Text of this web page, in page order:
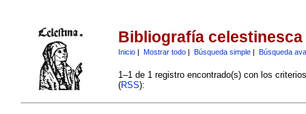
Bibliografía celestinesca
Inicio| Mostrar todo| Búsqueda simple| Búsqueda
1–1 de 1 registro encontrado(s) con los
(RSS):